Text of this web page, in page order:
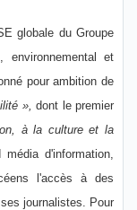
globale du Groupe
et
pour ambition de
», dont le premier
à la culture et la
média d'information,
l'accès à des
journalistes. Pour